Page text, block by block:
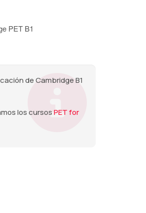
PET B1
de Cambridge B1
los cursosPET for